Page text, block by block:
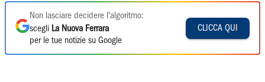
Non lasciare decidere l'algoritmo:
scegli La Nuova Ferrara
per le tue notizie su Google
CLICCA QUI